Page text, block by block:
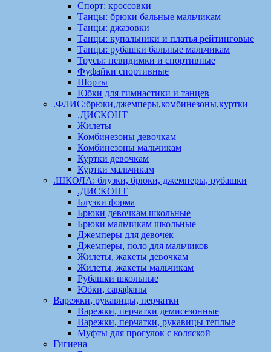
Спорт: кроссовки
Танцы: брюки бальные мальчикам
Танцы: джазовки
Танцы: купальники и платья рейтинговые
Танцы: рубашки бальные мальчикам
Трусы: невидимки и спортивные
Фуфайки спортивные
Шорты
Юбки для гимнастики и танцев
.ФЛИС:брюки,джемперы,комбинезоны,куртки
.ДИСКОНТ
Жилеты
Комбинезоны девочкам
Комбинезоны мальчикам
Куртки девочкам
Куртки мальчикам
.ШКОЛА: блузки, брюки, джемперы, рубашки
.ДИСКОНТ
Блузки форма
Брюки девочкам школьные
Брюки мальчикам школьные
Джемперы для девочек
Джемперы, поло для мальчиков
Жилеты, жакеты девочкам
Жилеты, жакеты мальчикам
Рубашки школьные
Юбки, сарафаны
Варежки, рукавицы, перчатки
Варежки, перчатки демисезонные
Варежки, перчатки, рукавицы теплые
Муфты для прогулок с коляской
Гигиена